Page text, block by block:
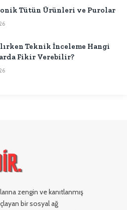
Tütün Ürünleri ve Purolar
Teknik İnceleme Hangi
Fikir Verebilir?
zengin ve kanıtlanmış
bir sosyal ağ